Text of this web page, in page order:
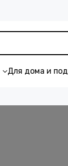
Для дома и